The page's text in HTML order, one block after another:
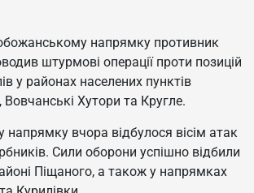
напрямку противник
штурмові операції проти позицій
у районах населених пунктів
Хутори та Кругле.
напрямку вчора відбулося вісім атак
Сили оборони успішно відбили
Піщаного, а також у напрямках